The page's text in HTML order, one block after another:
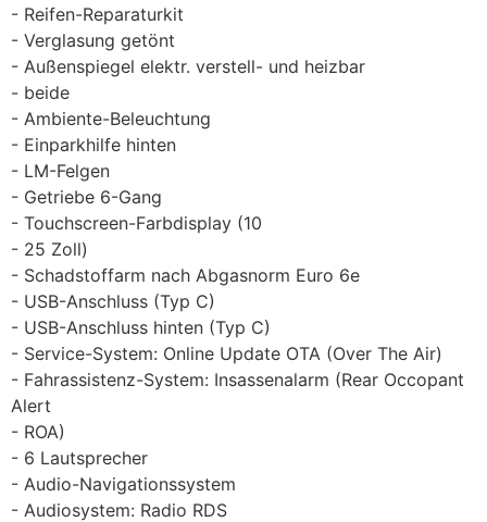
Reifen-Reparaturkit
Verglasung getönt
Außenspiegel elektr. verstell- und heizbar
beide
Ambiente-Beleuchtung
Einparkhilfe hinten
LM-Felgen
Getriebe 6-Gang
Touchscreen-Farbdisplay (10
25 Zoll)
Schadstoffarm nach Abgasnorm Euro 6e
USB-Anschluss (Typ C)
USB-Anschluss hinten (Typ C)
Service-System: Online Update OTA (Over The Air)
Fahrassistenz-System: Insassenalarm (Rear Occopant
Alert
ROA)
6 Lautsprecher
Audio-Navigationssystem
Audiosystem: Radio RDS